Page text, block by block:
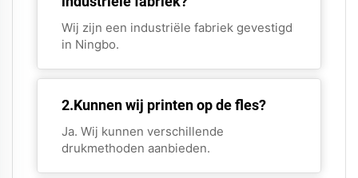
Wij zijn een industriële fabriek gevestigd
in Ningbo.
2.Kunnen wij printen op de fles?
Ja. Wij kunnen verschillende
drukmethoden aanbieden.